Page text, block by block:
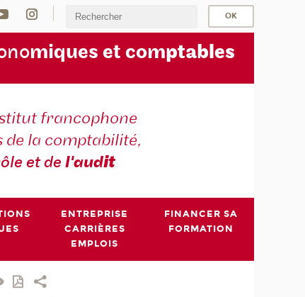
miques et comptables
francophone
de la comptabilité,
et del'audit
ENTREPRISE
CARRIÈRES
EMPLOIS
FINANCER SA
FORMATION